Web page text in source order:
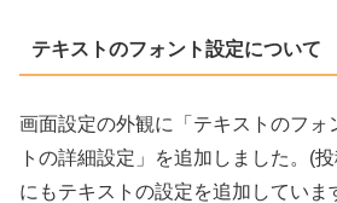
テキストのフォント設定について
画面設定の外観に「テキストのフォ
トの詳細設定」を追加しました。(
にもテキストの設定を追加していま